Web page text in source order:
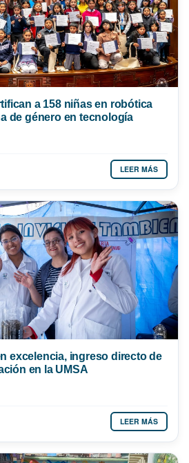
a 158 niñas en robótica
de género en tecnología
LEER MÁS
excelencia, ingreso directo de
en la UMSA
LEER MÁS